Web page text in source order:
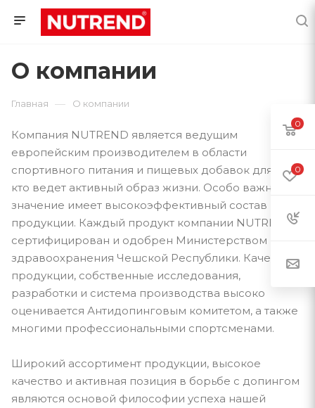
О компании
Главная — О компании
Компания NUTREND является ведущим
европейским производителем в области
спортивного питания и пищевых добавок для всех,
кто ведет активный образ жизни. Особо важное
значение имеет высокоэффективный состав всей
продукции. Каждый продукт компании NUTREND
сертифицирован и одобрен Министерством
здравоохранения Чешской Республики. Качество
продукции, собственные исследования,
разработки и система производства высоко
оценивается Антидопинговым комитетом, а также
многими профессиональными спортсменами.
Широкий ассортимент продукции, высокое
качество и активная позиция в борьбе с допингом
являются основой философии успеха нашей
0
0